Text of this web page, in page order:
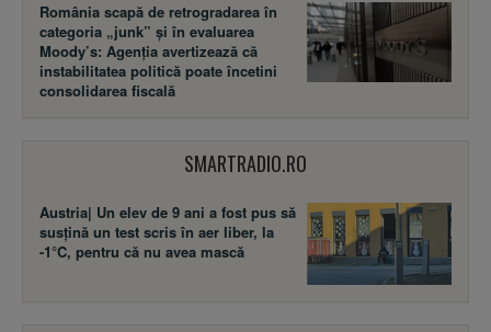
România scapă de retrogradarea în
categoria „junk” și în evaluarea
Moody’s: Agenția avertizează că
instabilitatea politică poate încetini
consolidarea fiscală
SMARTRADIO.RO
Austria| Un elev de 9 ani a fost pus să
susţină un test scris în aer liber, la
-1°C, pentru că nu avea mască